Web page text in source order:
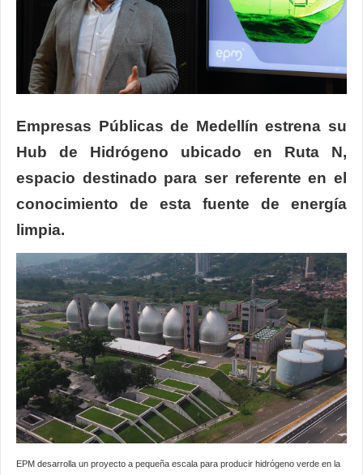
Empresas Públicas de Medellín estrena su
Hub de Hidrógeno ubicado en Ruta N,
espacio destinado para ser referente en el
conocimiento de esta fuente de energía
limpia.
EPM desarrolla un proyecto a pequeña escala para producir hidrógeno verde en la